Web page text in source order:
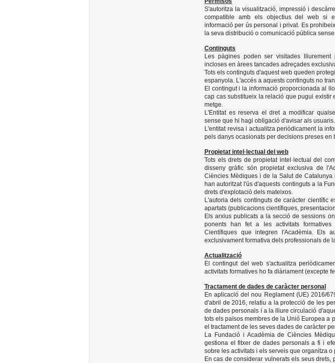
S'autoritza la visualització, impressió i
compatible amb els objectius del web si
informació per ús personal i privat. Es
la seva distribució o comunicació pública
Continguts
Les pàgines poden ser visitades
incloses en àrees tancades adreçades
Tots els continguts d'aquest web queden
espanyola. L'accés a aquests continguts no
El contingut i la informació proporcionada al
cap cas substitueix la relació que pugui
metge.
L'Entitat es reserva el dret a modificar
sense que hi hagi obligació d'avisar als usuaris.
L'entitat revisa i actualitza periòdicament la
pels danys ocasionats per decisions preses
Propietat intel·lectual del web
Tots els drets de propietat intel·lectual del
disseny gràfic són propietat exclusiva de
Ciències Mèdiques i de la Salut de
han autoritzat l'ús d'aquests continguts a la
drets d'explotació dels mateixos.
L'autoria dels continguts de caràcter científic
apartats (publicacions científiques,
Els arxius publicats a la secció de sessions
ponents han fet a les activitats
Científiques que integren l'Acadèmia. Els
exclusivament formativa dels professionals de
Actualització
El contingut del web s'actualitza
activitats formatives ho fa diàriament (excepte
Tractament de dades de caràcter personal
En aplicació del nou Reglament (UE) 2016/
d'abril de 2016, relatiu a la protecció de les
de dades personals i a la lliure circulació
tots els països membres de la Unió Europea a
el tractament de les seves dades de caràcter
La Fundació i Acadèmia de Ciències
gestiona el fitxer de dades personals a fi i
sobre les activitats i els serveis que organitza o
En cas de considerar vulnerats els seus